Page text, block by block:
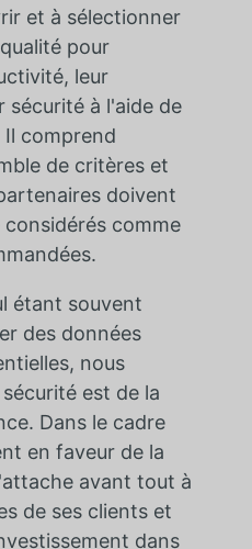
et à sélectionner
pour
leur
sécurité à l'aide de
Il comprend
de critères et
doivent
comme
étant souvent
des données
nous
est de la
Dans le cadre
en faveur de la
avant tout à
de ses clients et
dans